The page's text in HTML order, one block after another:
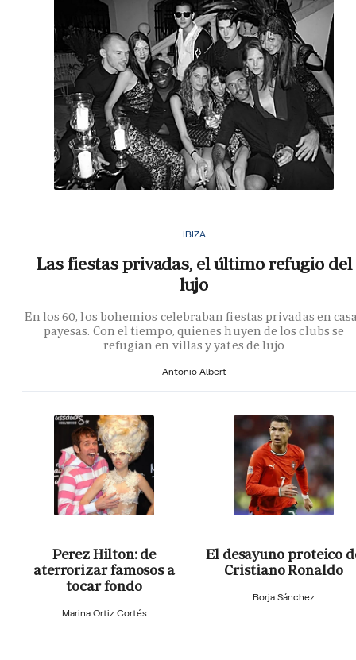
IBIZA
Las fiestas privadas, el último refugio del
lujo
En los 60, los bohemios celebraban fiestas privadas en
payesas. Con el tiempo, quienes huyen de los clubs se
refugian en villas y yates de lujo
Antonio Albert
Perez Hilton: de
aterrorizar famosos a
tocar fondo
Marina Ortiz Cortés
El desayuno proteico
Cristiano Ronaldo
Borja Sánchez